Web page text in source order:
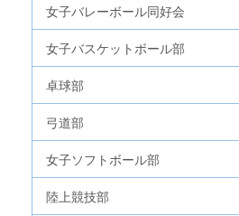
女子バレーボール同好会
女子バスケットボール部
卓球部
弓道部
女子ソフトボール部
陸上競技部